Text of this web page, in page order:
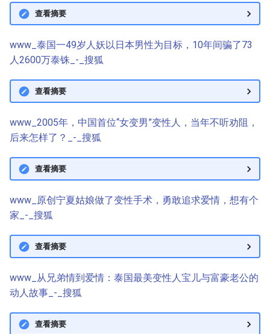
查看摘要
www_泰国一49岁人妖以日本男性为目标，10年间骗了73
人2600万泰铢_-_搜狐
查看摘要
www_2005年，中国首位“女变男”变性人，当年不听劝阻，
后来怎样了？_-_搜狐
查看摘要
www_原创宁夏姑娘做了变性手术，勇敢追求爱情，想有个
家_-_搜狐
查看摘要
www_从兄弟情到爱情：泰国最美变性人宝儿与富豪老公的
动人故事_-_搜狐
查看摘要